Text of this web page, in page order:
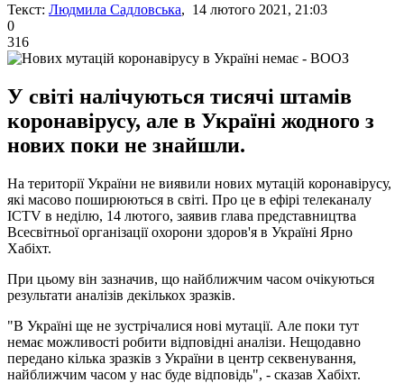
Текст: Людмила Садловська, 14 лютого 2021, 21:03
0
316
У світі налічуються тисячі штамів
коронавірусу, але в Україні жодного з
нових поки не знайшли.
На території України не виявили нових мутацій коронавірусу,
які масово поширюються в світі. Про це в ефірі телеканалу
ICTV в неділю, 14 лютого, заявив глава представництва
Всесвітньої організації охорони здоров'я в Україні Ярно
Хабіхт.
При цьому він зазначив, що найближчим часом очікуються
результати аналізів декількох зразків.
"В Україні ще не зустрічалися нові мутації. Але поки тут
немає можливості робити відповідні аналізи. Нещодавно
передано кілька зразків з України в центр секвенування,
найближчим часом у нас буде відповідь", - сказав Хабіхт.